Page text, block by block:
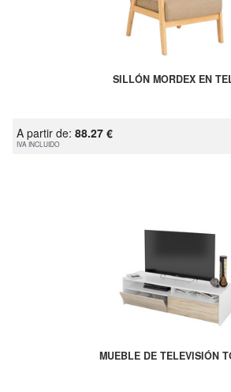
SILLÓN MORDEX EN
A partir de: 88.27 €
IVA INCLUIDO
MUEBLE DE TELEVISIÓN